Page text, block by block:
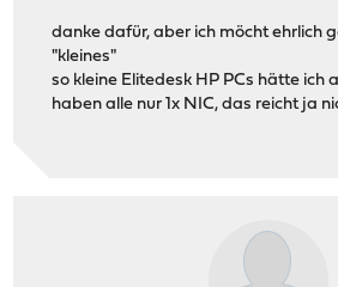
danke dafür, aber ich möcht ehrlich
"kleines"
so kleine Elitedesk HP PCs hätte ich
haben alle nur 1x NIC, das reicht ja